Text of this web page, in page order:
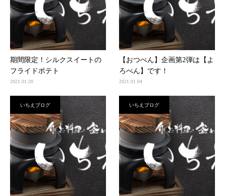
期間限定！シルクスイートの
フライドポテト
2021.01.20
【おつべん】企画第2弾は【よ
ろべん】です！
2021.01.04
いちえブログ いちえブログ